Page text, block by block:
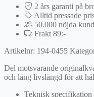
2 års garanti på
Alltid pressade
50.000 nöjda
Frakt 89:-
Artikelnr: 194-0455
Del motsvarande
och lång livslängd för att
Teknisk specifikation